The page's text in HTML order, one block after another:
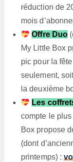
réduction de
mois
Offre Duo
My Little Box
pic pour la
seulement,
la deuxième
Les
compte le
Box propose
(dont
printemps) :